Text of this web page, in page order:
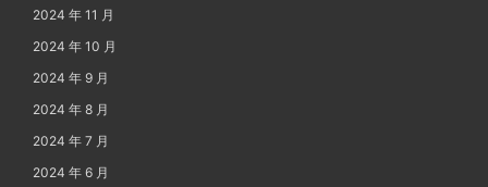
2024 年 11 月
2024 年 10 月
2024 年 9 月
2024 年 8 月
2024 年 7 月
2024 年 6 月